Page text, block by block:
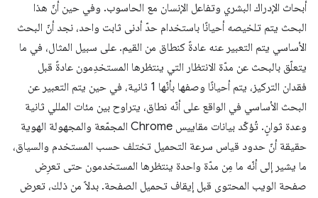
أبحاث الإدراك البشري وتفاعل الإنسان مع الحاسوب. وفي حين أنّ هذا
البحث يتم تلخيصه أحيانًا باستخدام حدّ أدنى ثابت واحد، نجد أنّ البحث
الأساسي يتم التعبير عنه عادةً كنطاق من القيم. على سبيل المثال، في ما
يتعلّق بالبحث عن مدّة الانتظار التي ينتظرها المستخدِمون عادةً قبل
فقدان التركيز، يتم أحيانًا وصفها بأنّها 1 ثانية، في حين يتم التعبير عن
البحث الأساسي في الواقع على أنّه نطاق، يتراوح بين مئات المللي ثانية
وعدة ثوانٍ. تُؤكّد بيانات مقاييس Chrome المجمّعة والمجهولة الهوية
حقيقة أنّ حدود قياس سرعة التحميل تختلف حسب المستخدم والسياق،
ما يشير إلى أنّه ما مِن مدّة واحدة ينتظرها المستخدمون حتى تعرِض
صفحة الويب المحتوى قبل إيقاف تحميل الصفحة. بدلاً من ذلك، تعرض